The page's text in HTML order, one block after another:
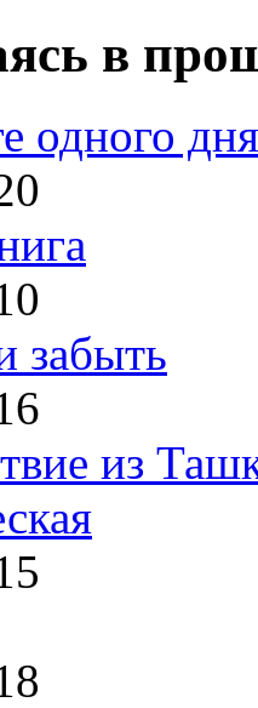
в
одного дня
забыть
из